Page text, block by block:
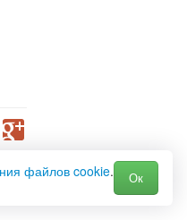
файлов cookie.
Ок